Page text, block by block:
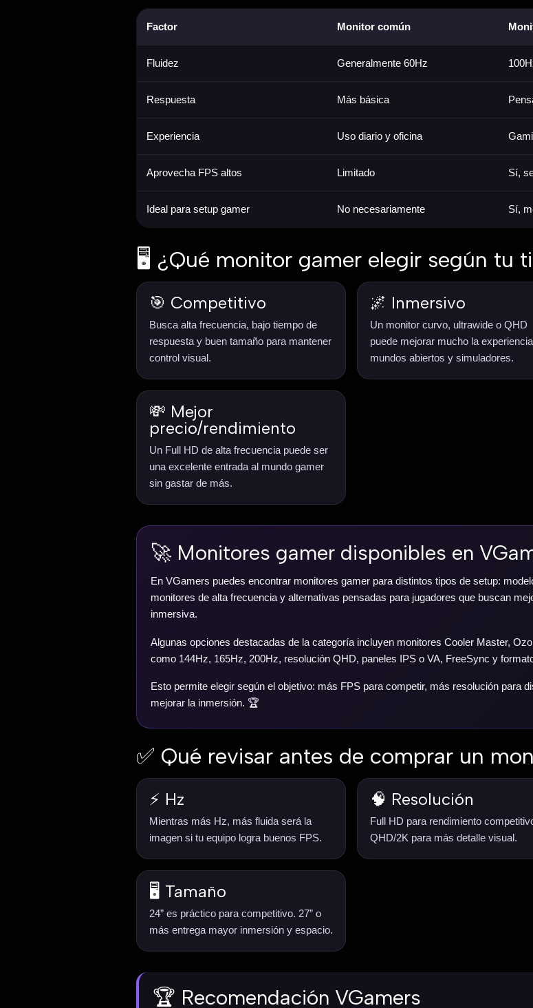
Factor Monitor común
Fluidez Generalmente 60Hz
Respuesta Más básica
Experiencia Uso diario y oficina
Aprovecha FPS altos Limitado Sí,
Ideal para setup gamer No necesariamente Sí,
🖥️ ¿Qué monitor gamer elegir según tu
🎯 Competitivo
Busca alta frecuencia, bajo tiempo de
respuesta y buen tamaño para mantener
control visual.
🌌 Inmersivo
Un monitor curvo, ultrawide o QHD
puede mejorar mucho la
mundos abiertos y simuladores.
💸 Mejor
precio/rendimiento
Un Full HD de alta frecuencia puede ser
una excelente entrada al mundo gamer
sin gastar de más.
🚀 Monitores gamer disponibles en
En VGamers puedes encontrar monitores gamer para distintos tipos de setup:
monitores de alta frecuencia y alternativas pensadas para jugadores que buscan
inmersiva.
Algunas opciones destacadas de la categoría incluyen monitores Cooler Master,
como 144Hz, 165Hz, 200Hz, resolución QHD, paneles IPS o VA, FreeSync y
Esto permite elegir según el objetivo: más FPS para competir, más resolución para
mejorar la inmersión. 🏆
✅ Qué revisar antes de comprar un
⚡ Hz
Mientras más Hz, más fluida será la
imagen si tu equipo logra buenos FPS.
🧠 Resolución
Full HD para rendimiento
QHD/2K para más detalle visual.
🖥️ Tamaño
24” es práctico para competitivo. 27” o
más entrega mayor inmersión y espacio.
🏆 Recomendación VGamers